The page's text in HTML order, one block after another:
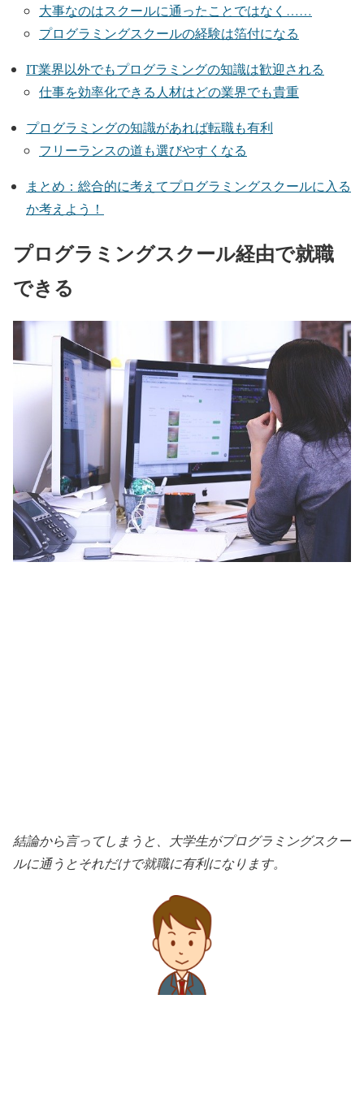
大事なのはスクールに通ったことではなく……
プログラミングスクールの経験は箔付になる
IT業界以外でもプログラミングの知識は歓迎される
仕事を効率化できる人材はどの業界でも貴重
プログラミングの知識があれば転職も有利
フリーランスの道も選びやすくなる
まとめ：総合的に考えてプログラミングスクールに入る
か考えよう！
プログラミングスクール経由で就職
できる
結論から言ってしまうと、大学生がプログラミングスクー
ルに通うとそれだけで就職に有利になります。